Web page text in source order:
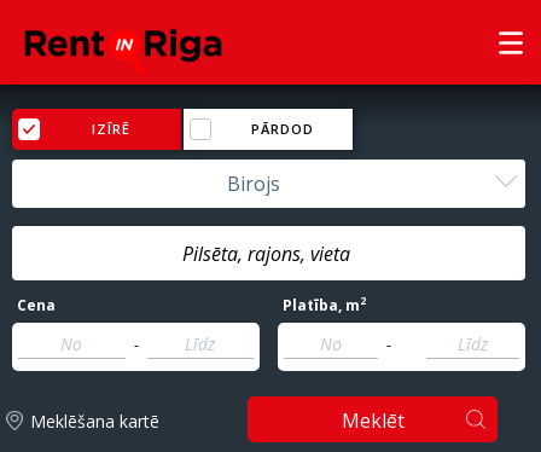
IZĪRĒ PĀRDOD
Birojs
Cena
-
Platība, m2
-
Meklēšana kartē Meklēt